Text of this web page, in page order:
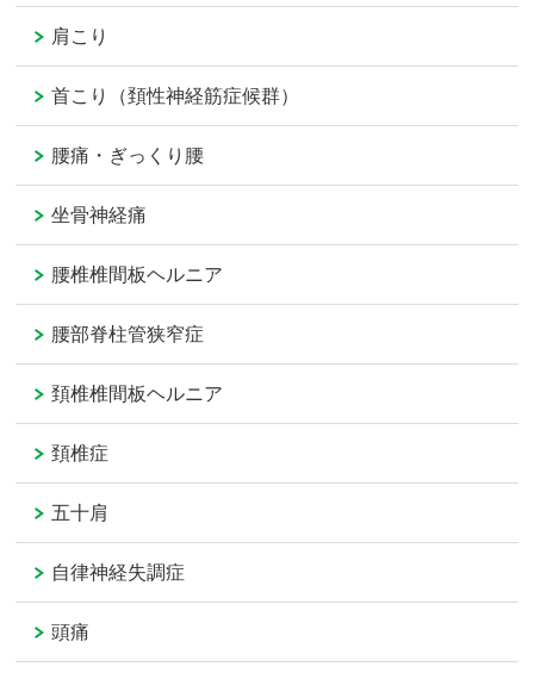
肩こり
首こり（頚性神経筋症候群）
腰痛・ぎっくり腰
坐骨神経痛
腰椎椎間板ヘルニア
腰部脊柱管狭窄症
頚椎椎間板ヘルニア
頚椎症
五十肩
自律神経失調症
頭痛